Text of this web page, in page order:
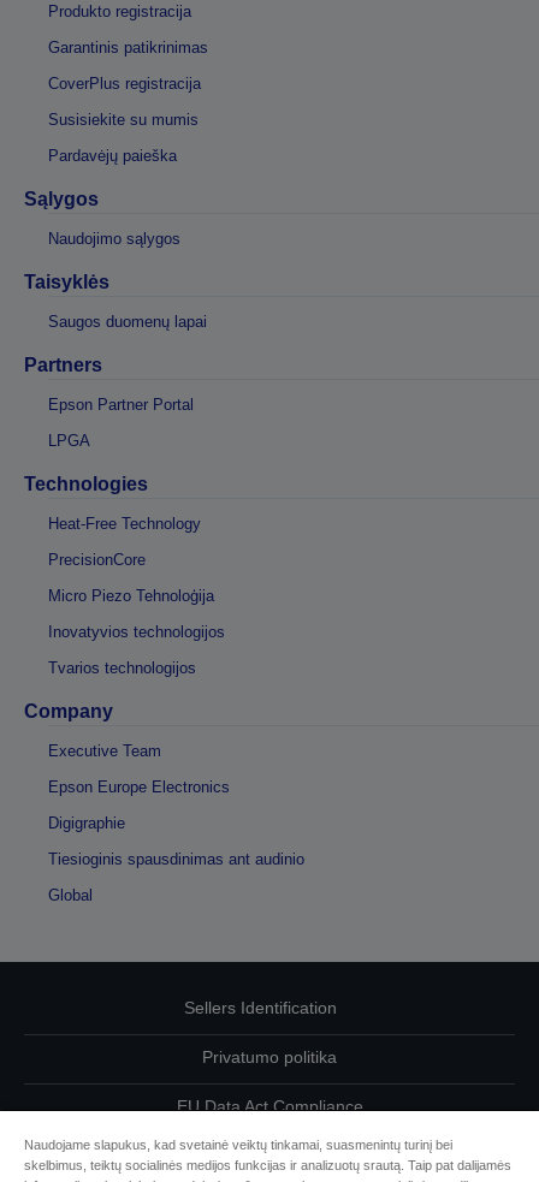
Produkto registracija
Garantinis patikrinimas
CoverPlus registracija
Susisiekite su mumis
Pardavėjų paieška
Sąlygos
Naudojimo sąlygos
Taisyklės
Saugos duomenų lapai
Partners
Epson Partner Portal
LPGA
Technologies
Heat-Free Technology
PrecisionCore
Micro Piezo Tehnoloģija
Inovatyvios technologijos
Tvarios technologijos
Company
Executive Team
Epson Europe Electronics
Digigraphie
Tiesioginis spausdinimas ant audinio
Global
Sellers Identification
Privatumo politika
EU Data Act Compliance
Susisiekite su mumis dėl savo duomenų
Naudojame slapukus, kad svetainė veiktų tinkamai, suasmenintų turinį bei
skelbimus, teiktų socialinės medijos funkcijas ir analizuotų srautą. Taip pat dalijamės